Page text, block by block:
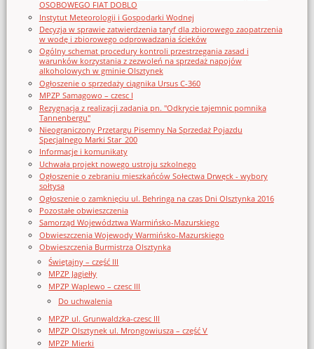
OSOBOWEGO FIAT DOBLO
Instytut Meteorologii i Gospodarki Wodnej
Decyzja w sprawie zatwierdzenia taryf dla zbiorowego zaopatrzenia
w wodę i zbiorowego odprowadzania ścieków
Ogólny schemat procedury kontroli przestrzegania zasad i
warunków korzystania z zezwoleń na sprzedaż napojów
alkoholowych w gminie Olsztynek
Ogłoszenie o sprzedaży ciągnika Ursus C-360
MPZP Samagowo – czesc I
Rezygnacja z realizacji zadania pn. "Odkrycie tajemnic pomnika
Tannenbergu"
Nieograniczony Przetargu Pisemny Na Sprzedaż Pojazdu
Specjalnego Marki Star_200
Informacje i komunikaty
Uchwała projekt nowego ustroju szkolnego
Ogłoszenie o zebraniu mieszkańców Sołectwa Drwęck - wybory
sołtysa
Ogłoszenie o zamknięciu ul. Behringa na czas Dni Olsztynka 2016
Pozostałe obwieszczenia
Samorząd Województwa Warmińsko-Mazurskiego
Obwieszczenia Wojewody Warmińsko-Mazurskiego
Obwieszczenia Burmistrza Olsztynka
Świętajny – część III
MPZP Jagiełły
MPZP Waplewo – czesc III
Do uchwalenia
MPZP ul. Grunwaldzka-czesc III
MPZP Olsztynek ul. Mrongowiusza – część V
MPZP Mierki